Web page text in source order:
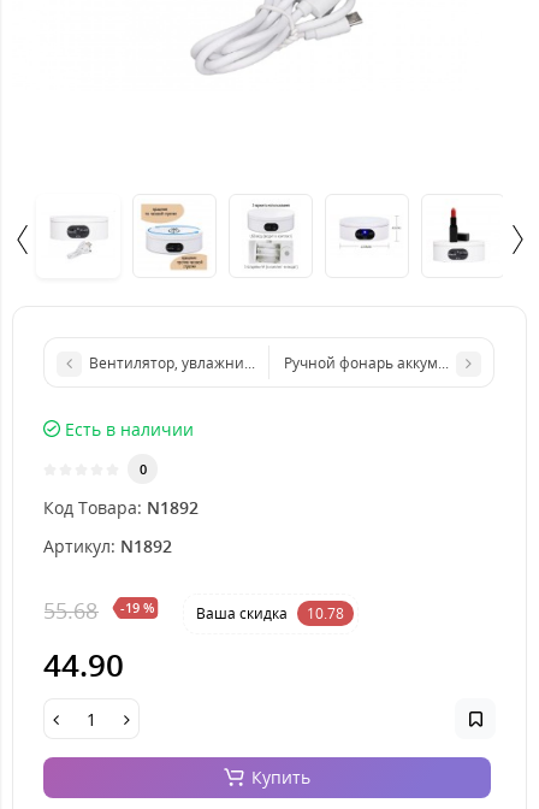
Вентилятор, увлажнитель воздуха с подсветкой 3 в 1 Air
Ручной фонарь аккумуляторный
Есть в наличии
0
Код Товара: N1892
Артикул: N1892
55.68 -19 % Ваша cкидка 10.78
44.90
Купить